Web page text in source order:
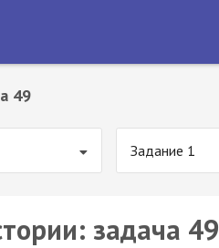
49
Задание 1
задача 49